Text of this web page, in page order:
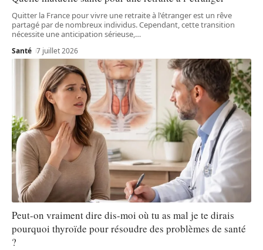
Quitter la France pour vivre une retraite à l'étranger est un rêve
partagé par de nombreux individus. Cependant, cette transition
nécessite une anticipation sérieuse,…
Santé 7 juillet 2026
Peut-on vraiment dire dis-moi où tu as mal je te dirais
pourquoi thyroïde pour résoudre des problèmes de santé
?